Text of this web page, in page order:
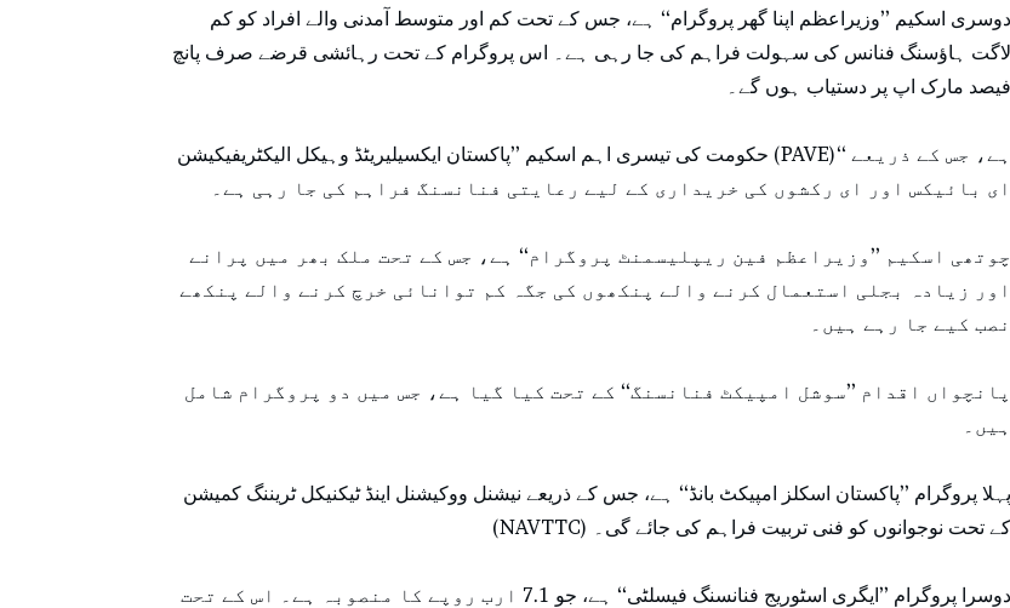
دوسری اسکیم ’’وزیراعظم اپنا گھر پروگرام‘‘ ہے، جس کے تحت کم اور متوسط آمدنی والے افراد کو کم
لاگت ہاؤسنگ فنانس کی سہولت فراہم کی جا رہی ہے۔ اس پروگرام کے تحت رہائشی قرضے صرف پانچ
فیصد مارک اپ پر دستیاب ہوں گے۔
حکومت کی تیسری اہم اسکیم ’’پاکستان ایکسیلیریٹڈ وہیکل الیکٹریفیکیشن (PAVE)‘‘ ہے، جس کے ذریعے
ای بائیکس اور ای رکشوں کی خریداری کے لیے رعایتی فنانسنگ فراہم کی جا رہی ہے۔
چوتھی اسکیم ’’وزیراعظم فین ریپلیسمنٹ پروگرام‘‘ ہے، جس کے تحت ملک بھر میں پرانے
اور زیادہ بجلی استعمال کرنے والے پنکھوں کی جگہ کم توانائی خرچ کرنے والے پنکھے
نصب کیے جا رہے ہیں۔
پانچواں اقدام ’’سوشل امپیکٹ فنانسنگ‘‘ کے تحت کیا گیا ہے، جس میں دو پروگرام شامل
ہیں۔
پہلا پروگرام ’’پاکستان اسکلز امپیکٹ بانڈ‘‘ ہے، جس کے ذریعے نیشنل ووکیشنل اینڈ ٹیکنیکل ٹریننگ کمیشن
(NAVTTC) کے تحت نوجوانوں کو فنی تربیت فراہم کی جائے گی۔
دوسرا پروگرام ’’ایگری اسٹوریج فنانسنگ فیسلٹی‘‘ ہے، جو 7.1 ارب روپے کا منصوبہ ہے۔ اس کے تحت